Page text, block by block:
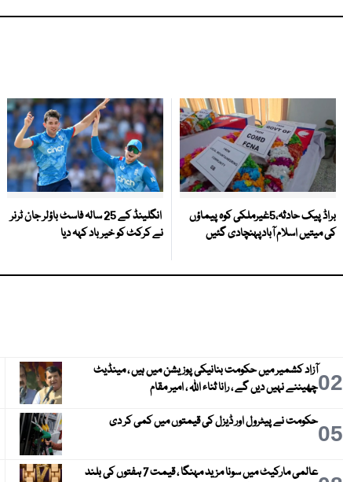
براڈ پیک حادثہ،5غیرملکی کوہ پیماؤں
کی میتیں اسلام آبادپہنچادی گئیں
انگلینڈ کے 25 سالہ فاسٹ باؤلر جان ٹرنر
نے کرکٹ کو خیر باد کہہ دیا
02آزاد کشمیر میں حکومت بنانیکی پوزیشن میں ہیں ، مینڈیٹ
چھیننے نہیں دیں گے ، رانا ثناء اللہ ، امیر مقام
05حکومت نے پیٹرول اور ڈیزل کی قیمتوں میں کمی کر دی
عالمی مارکیٹ میں سونا مزید مہنگا ، قیمت 7 ہفتوں کی بلند